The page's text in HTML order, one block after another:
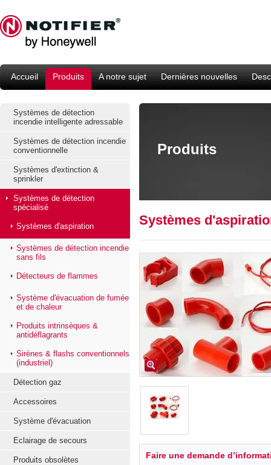
Accueil Produits A notre sujet Dernières nouvelles
Systèmes de détection
incendie intelligente adressable
Systèmes de détection incendie
conventionnelle
Systèmes d'extinction &
sprinkler
Systèmes de détection
spécialisé
Systèmes d'aspiration
Systèmes de détection incendie
sans fils
Détecteurs de flammes
Système d'évacuation de fumée
et de chaleur
Produits intrinsèques &
antidéflagrants
Sirènes & flashs conventionnels
(industriel)
Détection gaz
Accessoires
Système d'évacuation
Eclairage de secours
Produits obsolètes
Produits
Systèmes
Faire une demande